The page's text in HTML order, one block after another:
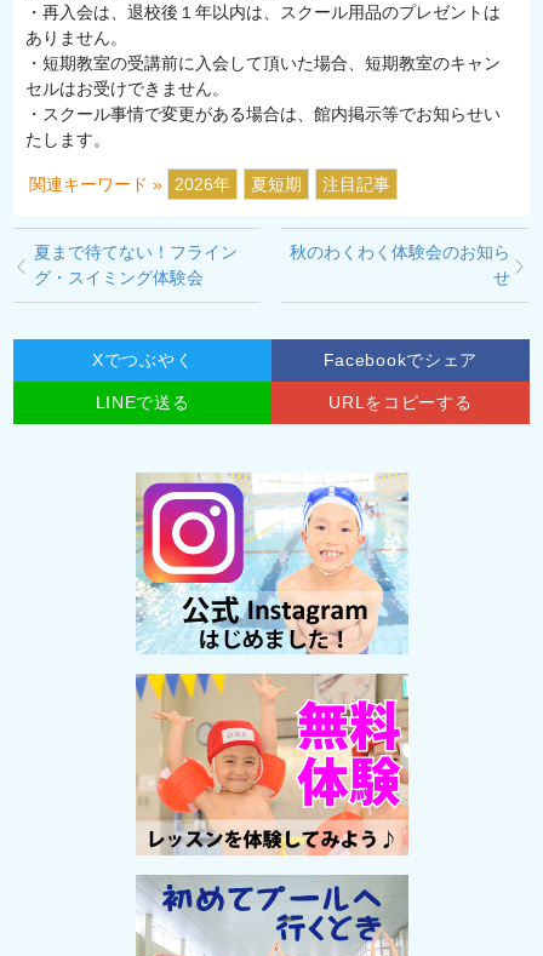
・再入会は、退校後１年以内は、スクール用品のプレゼントは
ありません。
・短期教室の受講前に入会して頂いた場合、短期教室のキャン
セルはお受けできません。
・スクール事情で変更がある場合は、館内掲示等でお知らせい
たします。
関連キーワード » 2026年 夏短期 注目記事
夏まで待てない！フライン
グ・スイミング体験会
秋のわくわく体験会のお知ら
せ
Xでつぶやく Facebookでシェア
LINEで送る URLをコピーする